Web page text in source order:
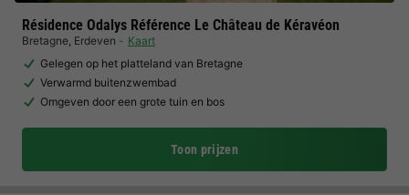
Résidence Odalys Référence Le Château de Kéravéon
Bretagne, Erdeven
Kaart
Gelegen op het platteland van Bretagne
Verwarmd buitenzwembad
Omgeven door een grote tuin en bos
Toon prijzen